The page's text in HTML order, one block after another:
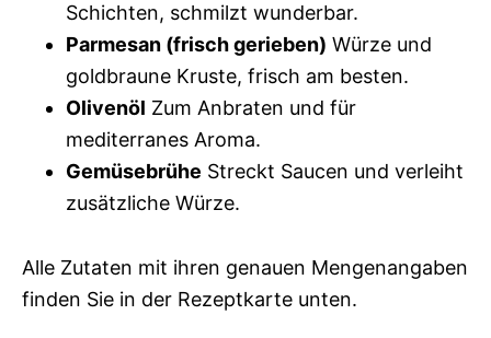
Schichten, schmilzt wunderbar.
Parmesan (frisch gerieben) Würze und
goldbraune Kruste, frisch am besten.
Olivenöl Zum Anbraten und für
mediterranes Aroma.
Gemüsebrühe Streckt Saucen und verleiht
zusätzliche Würze.
Alle Zutaten mit ihren genauen Mengenangaben
finden Sie in der Rezeptkarte unten.